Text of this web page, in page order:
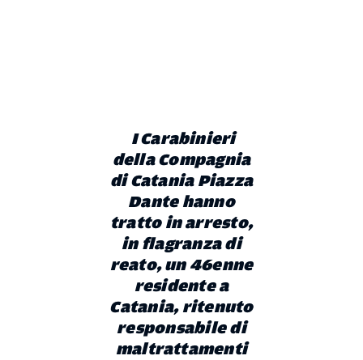
I Carabinieri
della Compagnia
di Catania Piazza
Dante hanno
tratto in arresto,
in flagranza di
reato, un 46enne
residente a
Catania, ritenuto
responsabile di
maltrattamenti